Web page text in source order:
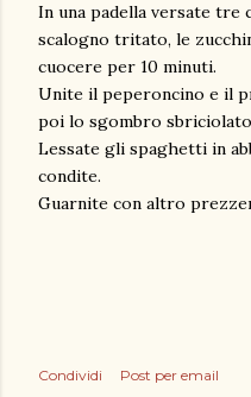
In una padella versate tre
scalogno tritato, le
cuocere per 10 minuti.
Unite il peperoncino e il
poi lo sgombro
Lessate gli spaghetti in
condite.
Guarnite con altro
Condividi
Post per email